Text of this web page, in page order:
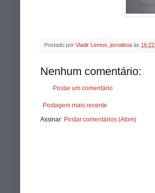
Postado por Vladir Lemos, jornalista às 16:22
Nenhum comentário:
Postar um comentário
Postagem mais recente
Assinar: Postar comentários (Atom)